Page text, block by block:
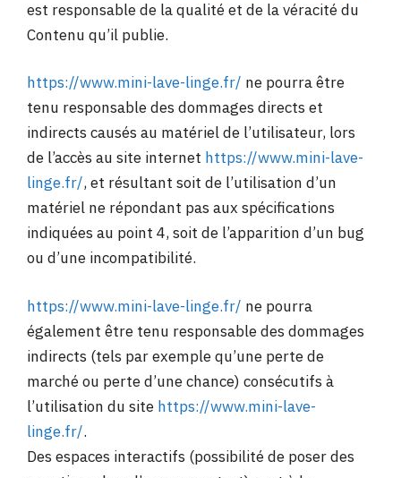
est responsable de la qualité et de la véracité du
Contenu qu’il publie.
https://www.mini-lave-linge.fr/ ne pourra être
tenu responsable des dommages directs et
indirects causés au matériel de l’utilisateur, lors
de l’accès au site internet https://www.mini-lave-
linge.fr/, et résultant soit de l’utilisation d’un
matériel ne répondant pas aux spécifications
indiquées au point 4, soit de l’apparition d’un bug
ou d’une incompatibilité.
https://www.mini-lave-linge.fr/ ne pourra
également être tenu responsable des dommages
indirects (tels par exemple qu’une perte de
marché ou perte d’une chance) consécutifs à
l’utilisation du site https://www.mini-lave-
linge.fr/.
Des espaces interactifs (possibilité de poser des